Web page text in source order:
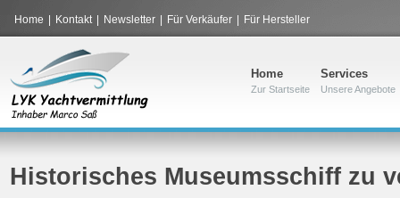
Home Kontakt Newsletter Für Verkäufer Für Hersteller
Home
Zur Startseite
Services
Unsere Angebote
Historisches Museumsschiff zu